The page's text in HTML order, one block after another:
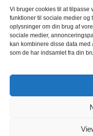
Vi bruger cookies til at tilpasse
funktioner til sociale medier og
oplysninger om din brug af
sociale medier,
kan kombinere disse data
som de har indsamlet fra din
Skælskør
Skærbæk
Skanderborg
Skibby
Skovlunde
Slagelse
Sofiendal
Søften
Sønderborg
Søndersø
Sunds
Taulov
Them Thisted